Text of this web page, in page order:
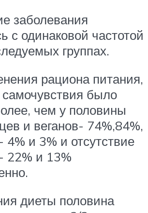
заболевания
с одинаковой частотой
группах.
рациона питания,
было
чем у половины
и веганов- 74%,84%,
и 3% и отсутствие
22% и 13%
диеты половина